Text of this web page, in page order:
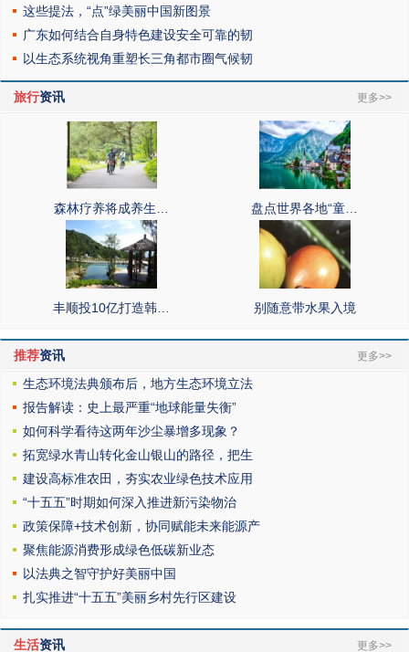
这些提法，“点”绿美丽中国新图景
广东如何结合自身特色建设安全可靠的韧
以生态系统视角重塑长三角都市圈气候韧
旅行资讯 更多>>
森林疗养将成养生… 盘点世界各地“童…
丰顺投10亿打造韩… 别随意带水果入境
推荐资讯 更多>>
生态环境法典颁布后，地方生态环境立法
报告解读：史上最严重“地球能量失衡”
如何科学看待这两年沙尘暴增多现象？
拓宽绿水青山转化金山银山的路径，把生
建设高标准农田，夯实农业绿色技术应用
“十五五”时期如何深入推进新污染物治
政策保障+技术创新，协同赋能未来能源产
聚焦能源消费形成绿色低碳新业态
以法典之智守护好美丽中国
扎实推进“十五五”美丽乡村先行区建设
生活资讯 更多>>